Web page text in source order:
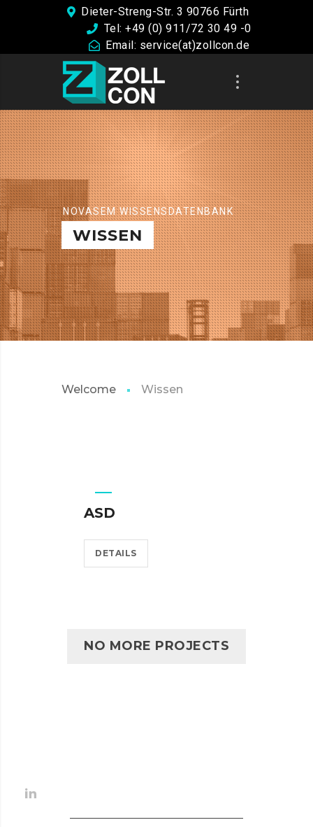
Dieter-Streng-Str. 3 90766 Fürth
Tel: +49 (0) 911/72 30 49 -0
Email: service(at)zollcon.de
NOVASEM WISSENSDATENBANK
WISSEN
Welcome Wissen
ASD
DETAILS
NO MORE PROJECTS